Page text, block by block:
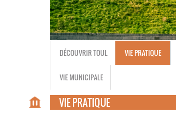
DÉCOUVRIR TOUL VIE PRATIQUE
VIE MUNICIPALE
VIE PRATIQUE